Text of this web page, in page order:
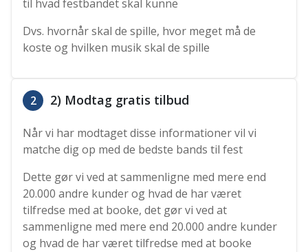
til hvad festbandet skal kunne
Dvs. hvornår skal de spille, hvor meget må de
koste og hvilken musik skal de spille
2 2) Modtag gratis tilbud
Når vi har modtaget disse informationer vil vi
matche dig op med de bedste bands til fest
Dette gør vi ved at sammenligne med mere end
20.000 andre kunder og hvad de har været
tilfredse med at booke, det gør vi ved at
sammenligne med mere end 20.000 andre kunder
og hvad de har været tilfredse med at booke